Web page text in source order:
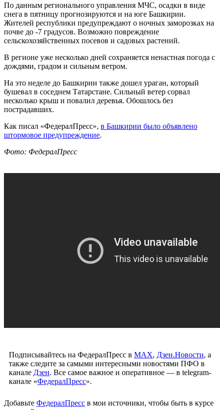
По данным регионального управления МЧС, осадки в виде
снега в пятницу прогнозируются и на юге Башкирии.
Жителей республики предупреждают о ночных заморозках на
почве до -7 градусов. Возможно повреждение
сельскохозяйственных посевов и садовых растений.
В регионе уже несколько дней сохраняется ненастная погода с
дождями, градом и сильным ветром.
На это неделе до Башкирии также дошел ураган, который
бушевал в соседнем Татарстане. Сильный ветер сорвал
несколько крыш и повалил деревья. Обошлось без
пострадавших.
Как писал «ФедералПресс», в Башкирии было объявлено
штормовое предупреждение.
Фото: ФедералПресс
Подписывайтесь на ФедералПресс в МАХ, Дзен.Новости, а
также следите за самыми интересными новостями ПФО в
канале Дзен. Все самое важное и оперативное — в telegram-
канале «ФедералПресс».
Добавьте ФедералПресс в мои источники, чтобы быть в курсе